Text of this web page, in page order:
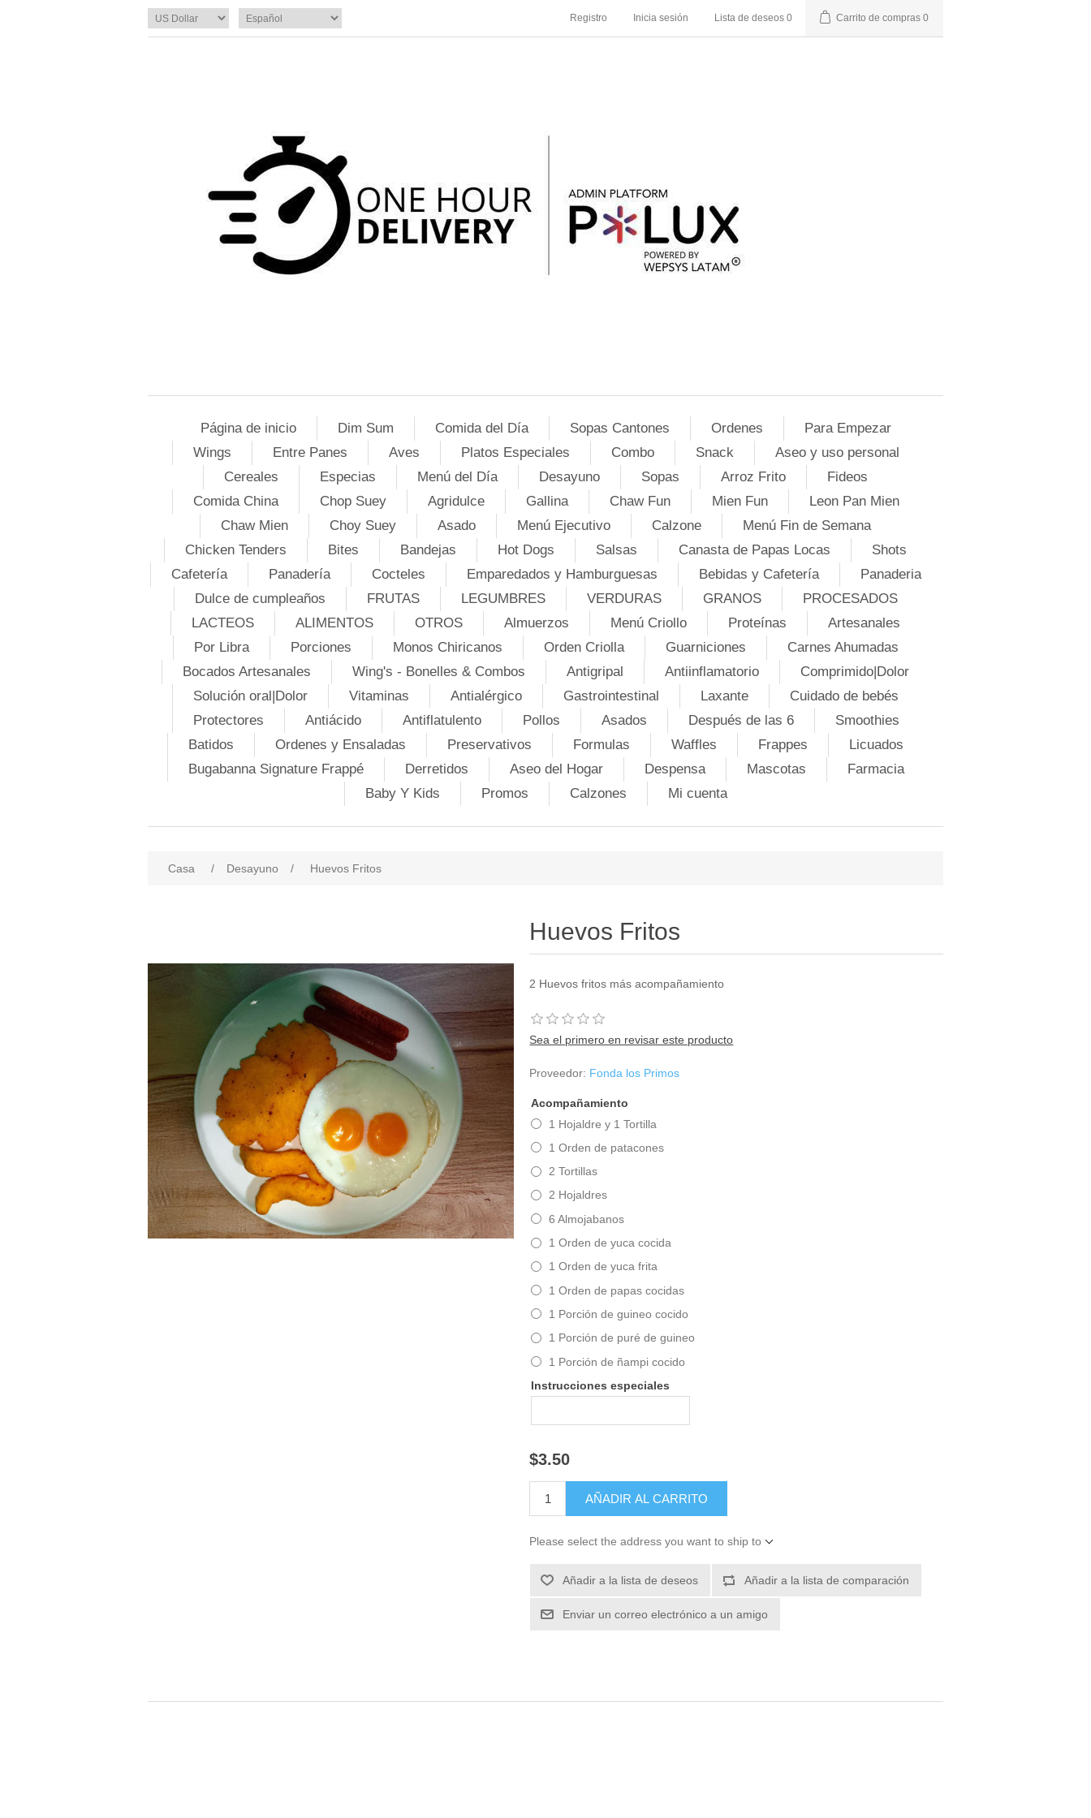
Registro Inicia sesión Lista de deseos 0 Carrito de compras 0
Página de inicio Dim Sum Comida del Día Sopas Cantones Ordenes
Para Empezar
Wings
Entre Panes Aves Platos Especiales Combo Snack
Aseo y uso personal
Cereales
Especias Menú del Día Desayuno Sopas Arroz Frito
Fideos
Comida China
Chop Suey Agridulce Gallina Chaw Fun Mien Fun
Leon Pan Mien
Chaw Mien
Choy Suey Asado Menú Ejecutivo Calzone
Menú Fin de Semana
Chicken Tenders
Bites Bandejas Hot Dogs Salsas Canasta de Papas Locas
Shots
Cafetería
Panadería Cocteles Emparedados y Hamburguesas Bebidas y Cafetería
Panaderia
Dulce de cumpleaños
FRUTAS LEGUMBRES VERDURAS GRANOS
PROCESADOS
LACTEOS
ALIMENTOS OTROS Almuerzos Menú Criollo Proteínas
Artesanales
Por Libra
Porciones Monos Chiricanos Orden Criolla Guarniciones
Carnes Ahumadas
Bocados Artesanales
Wing's - Bonelles & Combos Antigripal Antiinflamatorio
Comprimido|Dolor
Solución oral|Dolor
Vitaminas Antialérgico Gastrointestinal Laxante
Cuidado de bebés
Protectores
Antiácido Antiflatulento Pollos Asados Después de las 6
Smoothies
Batidos
Ordenes y Ensaladas Preservativos Formulas Waffles Frappes
Licuados
Bugabanna Signature Frappé
Derretidos Aseo del Hogar Despensa Mascotas
Farmacia
Baby Y Kids
Promos Calzones Mi cuenta
Casa / Desayuno / Huevos Fritos
Huevos Fritos
2 Huevos fritos más acompañamiento
Sea el primero en revisar este producto
Proveedor: Fonda los Primos
Acompañamiento
1 Hojaldre y 1 Tortilla
1 Orden de patacones
2 Tortillas
2 Hojaldres
6 Almojabanos
1 Orden de yuca cocida
1 Orden de yuca frita
1 Orden de papas cocidas
1 Porción de guineo cocido
1 Porción de puré de guineo
1 Porción de ñampi cocido
Instrucciones especiales
$3.50
Please select the address you want to ship to